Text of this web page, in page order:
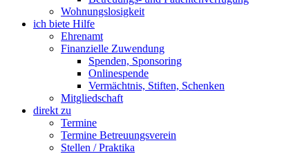
Wohnungslosigkeit
ich biete Hilfe
Ehrenamt
Finanzielle Zuwendung
Spenden, Sponsoring
Onlinespende
Vermächtnis, Stiften, Schenken
Mitgliedschaft
direkt zu
Termine
Termine Betreuungsverein
Stellen / Praktika